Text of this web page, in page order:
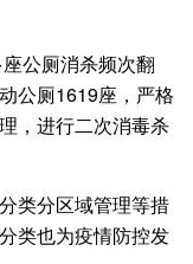
公厕消杀频次翻
公厕1619座，严格
，进行二次消毒杀
类分区域管理等措
类也为疫情防控发